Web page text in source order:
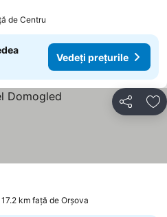
de Centru
Vedeți prețurile
Distribuiți
km faţă de Orşova